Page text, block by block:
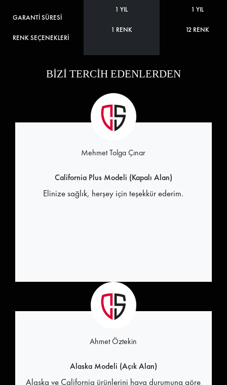
GARANTİ SÜRESİ
RENK SEÇENEKLERİ
1 YIL
1 RENK
1 YIL
12 RENK
BİZİ TERCİH EDENLERDEN
Mehmet Tolga Çınar
California Plus Modeli (Kapalı Alan)
Elinize sağlık, herşey için teşekkür ederim.
Ahmet Öztekin
Alaska Modeli (Açık Alan)
Alaska ve California ürünlerini hava durumuna göre